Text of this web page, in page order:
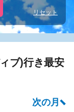
リセット
ブ)行き最安